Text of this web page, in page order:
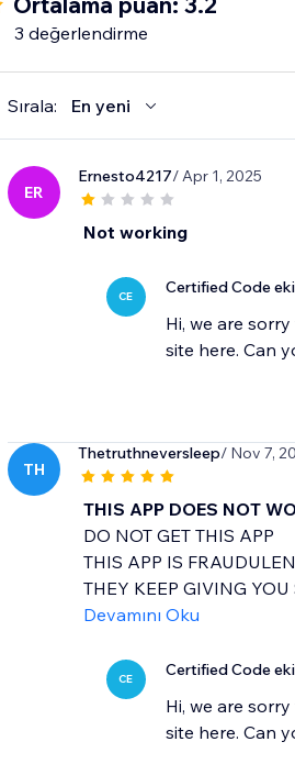
3 değerlendirme
Sırala: En yeni
ER
Ernesto4217/ Apr 1, 2025
Not working
CE Certified Code
Hi, we are
site here. Can
TH
Thetruthneversleep/ Nov 7,
THIS APP DOES NOT
DO NOT GET THIS APP
THIS APP IS
THEY KEEP GIVING
Devamını Oku
CE Certified Code
Hi, we are